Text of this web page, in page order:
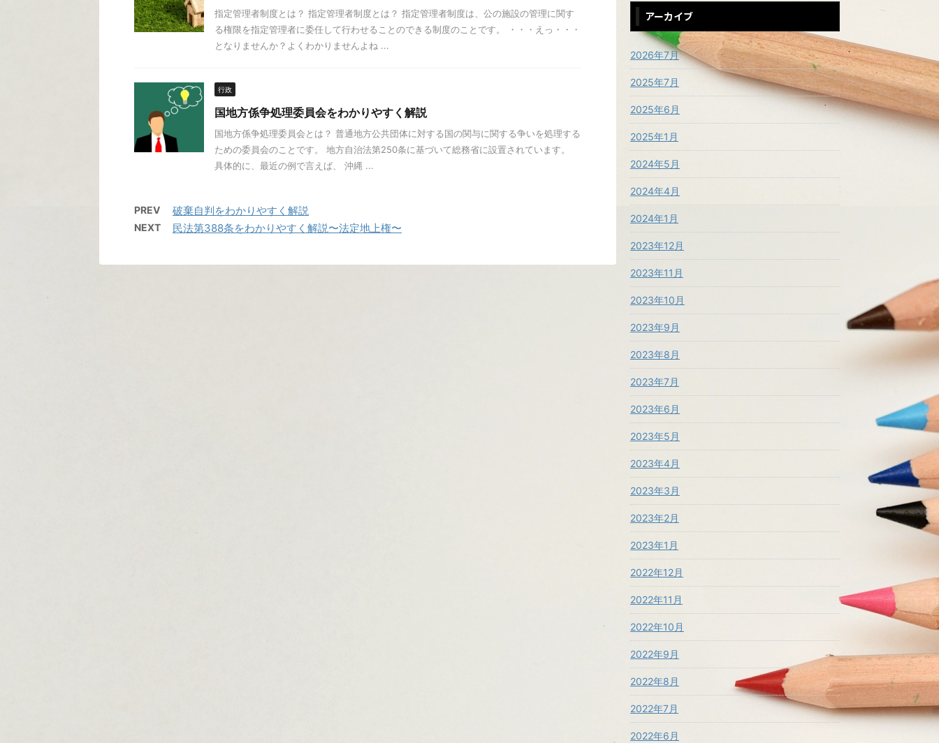
指定管理者制度とは？ 指定管理者制度とは？ 指定管理者制度は、公の施設の管理に関す
る権限を指定管理者に委任して行わせることのできる制度のことです。 ・・・えっ・・・
となりませんか？よくわかりませんよね ...
行政
国地方係争処理委員会をわかりやすく解説
国地方係争処理委員会とは？ 普通地方公共団体に対する国の関与に関する争いを処理する
ための委員会のことです。 地方自治法第250条に基づいて総務省に設置されています。
具体的に、最近の例で言えば、 沖縄 ...
PREV 破棄自判をわかりやすく解説
NEXT 民法第388条をわかりやすく解説〜法定地上権〜
アーカイブ
2026年7月
2025年7月
2025年6月
2025年1月
2024年5月
2024年4月
2024年1月
2023年12月
2023年11月
2023年10月
2023年9月
2023年8月
2023年7月
2023年6月
2023年5月
2023年4月
2023年3月
2023年2月
2023年1月
2022年12月
2022年11月
2022年10月
2022年9月
2022年8月
2022年7月
2022年6月